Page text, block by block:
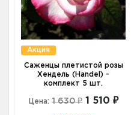
Акция
Саженцы плетистой розы
Хендель (Handel) -
комплект 5 шт.
Цена: 1 630 ₽ 1 510 ₽